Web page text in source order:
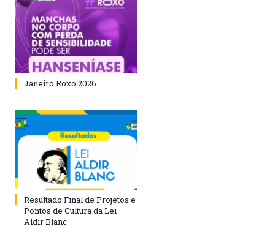
Janeiro Roxo 2026
Resultado Final de Projetos e
Pontos de Cultura da Lei
Aldir Blanc